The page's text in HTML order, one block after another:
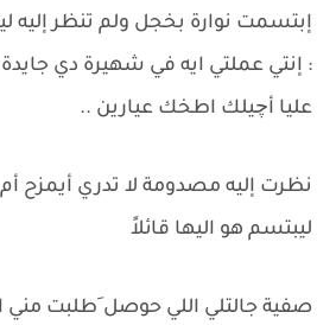
إبتسمت نوارة بخجل ولم تنظر إليه
: إنتي عملتي ايه في شهيرة دي جايدة
عليا أچيلك اطخك عيارين ..
نظرت إليه مصدومة لا تدري أيمزح
ليبتسم هو اليها قائلاً
صفية جالتلي اللي حوصل َطلبت مني